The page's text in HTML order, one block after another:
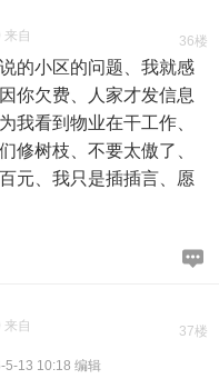
36楼
自
的小区的问题、我就感
你欠费、人家才发信息
我看到物业在干工作、
修树枝、不要太傲了、
元、我只是插插言、愿
37楼
自
5-13 10:18 编辑